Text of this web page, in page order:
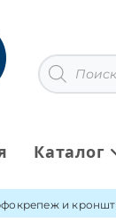
Поиск
товаров
Каталог
и